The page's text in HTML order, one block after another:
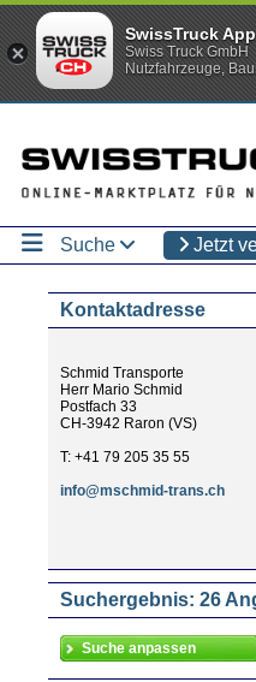
Suche Jetzt
Kontaktadresse
Schmid Transporte
Herr Mario Schmid
Postfach 33
CH-3942 Raron (VS)
T: +41 79 205 35 55
info@mschmid-trans.ch
Suchergebnis: 26
SwissTruck App
Swiss Truck GmbH
Nutzfahrzeuge,